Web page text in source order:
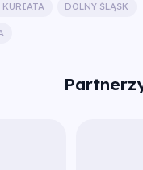
KURIATA DOLNY ŚLĄSK